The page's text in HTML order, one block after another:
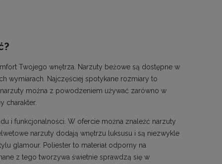
Twojego wnętrza. Narzuty beżowe są dostępne w
wymiarach. Najczęściej spotykane rozmiary to
można z powodzeniem używać zarówno w
charakter.
i funkcjonalności. W ofercie można znaleźć narzuty
narzuty dodają wnętrzu luksusu i są niezwykle
glamour. Poliester to materiał odporny na
z tego tworzywa świetnie sprawdzą się w